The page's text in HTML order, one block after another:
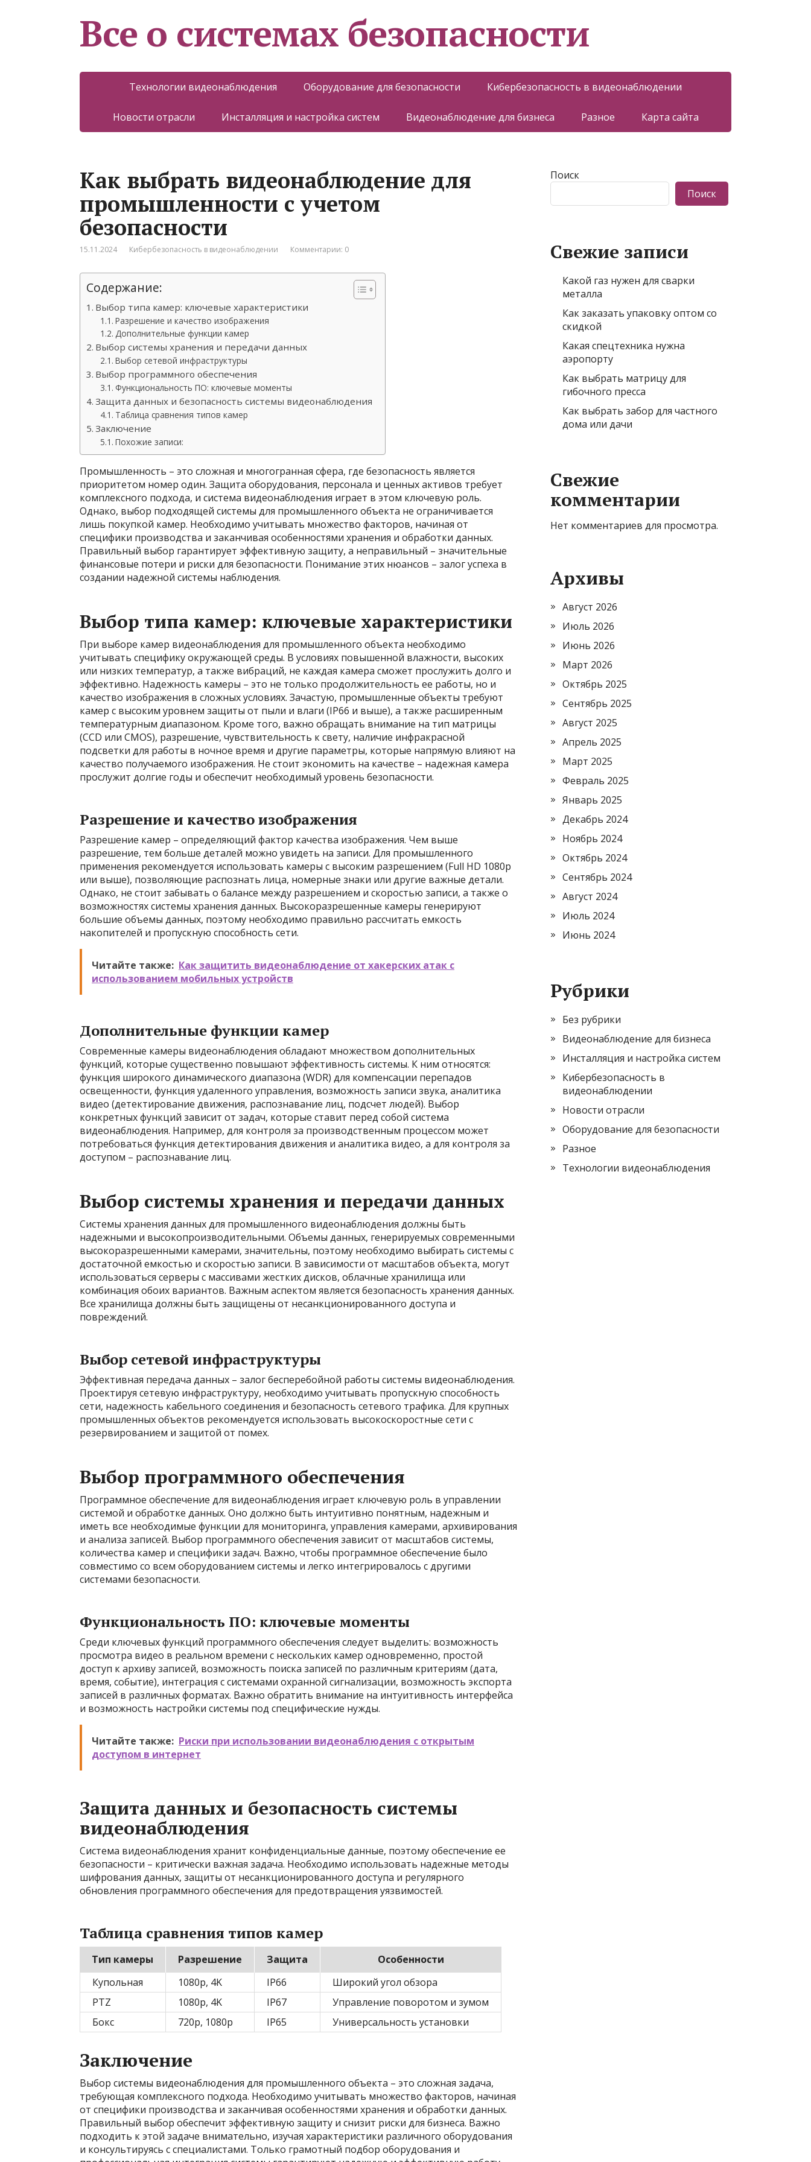
Все о системах безопасности
Технологии видеонаблюдения Оборудование для безопасности Кибербезопасность в видеонаблюдении
Новости отрасли Инсталляция и настройка систем Видеонаблюдение для бизнеса Разное Карта сайта
Как выбрать видеонаблюдение для
промышленности с учетом
безопасности
15.11.2024 Кибербезопасность в видеонаблюдении Комментарии: 0
Содержание:
Выбор типа камер: ключевые характеристики
Разрешение и качество изображения
Дополнительные функции камер
Выбор системы хранения и передачи данных
Выбор сетевой инфраструктуры
Выбор программного обеспечения
Функциональность ПО: ключевые моменты
Защита данных и безопасность системы видеонаблюдения
Таблица сравнения типов камер
Заключение
Похожие записи:
Промышленность – это сложная и многогранная сфера, где безопасность является
приоритетом номер один. Защита оборудования, персонала и ценных активов требует
комплексного подхода, и система видеонаблюдения играет в этом ключевую роль.
Однако, выбор подходящей системы для промышленного объекта не ограничивается
лишь покупкой камер. Необходимо учитывать множество факторов, начиная от
специфики производства и заканчивая особенностями хранения и обработки данных.
Правильный выбор гарантирует эффективную защиту, а неправильный – значительные
финансовые потери и риски для безопасности. Понимание этих нюансов – залог успеха в
создании надежной системы наблюдения.
Выбор типа камер: ключевые характеристики
При выборе камер видеонаблюдения для промышленного объекта необходимо
учитывать специфику окружающей среды. В условиях повышенной влажности, высоких
или низких температур, а также вибраций, не каждая камера сможет прослужить долго и
эффективно. Надежность камеры – это не только продолжительность ее работы, но и
качество изображения в сложных условиях. Зачастую, промышленные объекты требуют
камер с высоким уровнем защиты от пыли и влаги (IP66 и выше), а также расширенным
температурным диапазоном. Кроме того, важно обращать внимание на тип матрицы
(CCD или CMOS), разрешение, чувствительность к свету, наличие инфракрасной
подсветки для работы в ночное время и другие параметры, которые напрямую влияют на
качество получаемого изображения. Не стоит экономить на качестве – надежная камера
прослужит долгие годы и обеспечит необходимый уровень безопасности.
Разрешение и качество изображения
Разрешение камер – определяющий фактор качества изображения. Чем выше
разрешение, тем больше деталей можно увидеть на записи. Для промышленного
применения рекомендуется использовать камеры с высоким разрешением (Full HD 1080p
или выше), позволяющие распознать лица, номерные знаки или другие важные детали.
Однако, не стоит забывать о балансе между разрешением и скоростью записи, а также о
возможностях системы хранения данных. Высокоразрешенные камеры генерируют
большие объемы данных, поэтому необходимо правильно рассчитать емкость
накопителей и пропускную способность сети.
Читайте также: Как защитить видеонаблюдение от хакерских атак с
использованием мобильных устройств
Дополнительные функции камер
Современные камеры видеонаблюдения обладают множеством дополнительных
функций, которые существенно повышают эффективность системы. К ним относятся:
функция широкого динамического диапазона (WDR) для компенсации перепадов
освещенности, функция удаленного управления, возможность записи звука, аналитика
видео (детектирование движения, распознавание лиц, подсчет людей). Выбор
конкретных функций зависит от задач, которые ставит перед собой система
видеонаблюдения. Например, для контроля за производственным процессом может
потребоваться функция детектирования движения и аналитика видео, а для контроля за
доступом – распознавание лиц.
Выбор системы хранения и передачи данных
Системы хранения данных для промышленного видеонаблюдения должны быть
надежными и высокопроизводительными. Объемы данных, генерируемых современными
высокоразрешенными камерами, значительны, поэтому необходимо выбирать системы с
достаточной емкостью и скоростью записи. В зависимости от масштабов объекта, могут
использоваться серверы с массивами жестких дисков, облачные хранилища или
комбинация обоих вариантов. Важным аспектом является безопасность хранения данных.
Все хранилища должны быть защищены от несанкционированного доступа и
повреждений.
Выбор сетевой инфраструктуры
Эффективная передача данных – залог бесперебойной работы системы видеонаблюдения.
Проектируя сетевую инфраструктуру, необходимо учитывать пропускную способность
сети, надежность кабельного соединения и безопасность сетевого трафика. Для крупных
промышленных объектов рекомендуется использовать высокоскоростные сети с
резервированием и защитой от помех.
Выбор программного обеспечения
Программное обеспечение для видеонаблюдения играет ключевую роль в управлении
системой и обработке данных. Оно должно быть интуитивно понятным, надежным и
иметь все необходимые функции для мониторинга, управления камерами, архивирования
и анализа записей. Выбор программного обеспечения зависит от масштабов системы,
количества камер и специфики задач. Важно, чтобы программное обеспечение было
совместимо со всем оборудованием системы и легко интегрировалось с другими
системами безопасности.
Функциональность ПО: ключевые моменты
Среди ключевых функций программного обеспечения следует выделить: возможность
просмотра видео в реальном времени с нескольких камер одновременно, простой
доступ к архиву записей, возможность поиска записей по различным критериям (дата,
время, событие), интеграция с системами охранной сигнализации, возможность экспорта
записей в различных форматах. Важно обратить внимание на интуитивность интерфейса
и возможность настройки системы под специфические нужды.
Читайте также: Риски при использовании видеонаблюдения с открытым
доступом в интернет
Защита данных и безопасность системы
видеонаблюдения
Система видеонаблюдения хранит конфиденциальные данные, поэтому обеспечение ее
безопасности – критически важная задача. Необходимо использовать надежные методы
шифрования данных, защиты от несанкционированного доступа и регулярного
обновления программного обеспечения для предотвращения уязвимостей.
Таблица сравнения типов камер
Тип камеры Разрешение Защита
Особенности
Купольная
1080p, 4K IP66
Широкий угол обзора
PTZ
1080p, 4K IP67
Управление поворотом и зумом
Бокс
720p, 1080p IP65 Универсальность установки
Заключение
Выбор системы видеонаблюдения для промышленного объекта – это сложная задача,
требующая комплексного подхода. Необходимо учитывать множество факторов, начиная
от специфики производства и заканчивая особенностями хранения и обработки данных.
Правильный выбор обеспечит эффективную защиту и снизит риски для бизнеса. Важно
подходить к этой задаче внимательно, изучая характеристики различного оборудования
и консультируясь с специалистами. Только грамотный подбор оборудования и
Поиск
Поиск
Свежие записи
Какой газ нужен для сварки
металла
Как заказать упаковку оптом со
скидкой
Какая спецтехника нужна
аэропорту
Как выбрать матрицу для
гибочного пресса
Как выбрать забор для частного
дома или дачи
Свежие
комментарии
Нет комментариев для просмотра.
Архивы
Август 2026
Июль 2026
Июнь 2026
Март 2026
Октябрь 2025
Сентябрь 2025
Август 2025
Апрель 2025
Март 2025
Февраль 2025
Январь 2025
Декабрь 2024
Ноябрь 2024
Октябрь 2024
Сентябрь 2024
Август 2024
Июль 2024
Июнь 2024
Рубрики
Без рубрики
Видеонаблюдение для бизнеса
Инсталляция и настройка систем
Кибербезопасность в
видеонаблюдении
Новости отрасли
Оборудование для безопасности
Разное
Технологии видеонаблюдения